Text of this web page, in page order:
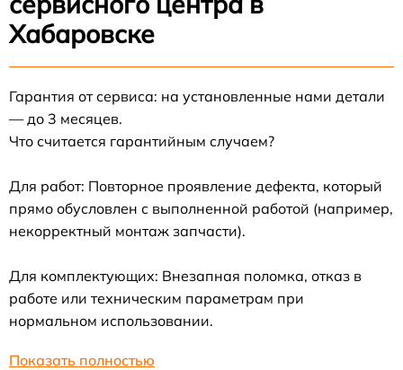
Хабаровске
Гарантия от сервиса: на установленные нами детали
— до 3 месяцев.
Что считается гарантийным случаем?
Для работ: Повторное проявление дефекта, который
прямо обусловлен с выполненной работой (например,
некорректный монтаж запчасти).
Для комплектующих: Внезапная поломка, отказ в
работе или техническим параметрам при
нормальном использовании.
Показать полностью